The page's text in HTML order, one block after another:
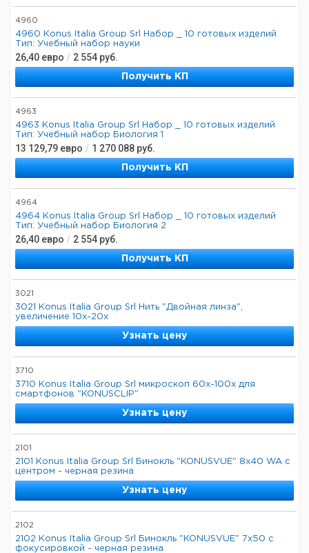
4960
4960 Konus Italia Group Srl Набор _ 10 готовых изделий
Тип: Учебный набор науки
26,40 евро / 2 554 руб.
Получить КП
4963
4963 Konus Italia Group Srl Набор _ 10 готовых изделий
Тип: Учебный набор Биология 1
13 129,79 евро / 1 270 088 руб.
Получить КП
4964
4964 Konus Italia Group Srl Набор _ 10 готовых изделий
Тип: Учебный набор Биология 2
26,40 евро / 2 554 руб.
Получить КП
3021
3021 Konus Italia Group Srl Нить "Двойная линза",
увеличение 10x-20x
Узнать цену
3710
3710 Konus Italia Group Srl микроскоп 60х-100х для
смартфонов "KONUSCLIP"
Узнать цену
2101
2101 Konus Italia Group Srl Бинокль "KONUSVUE" 8x40 WA с
центром - черная резина
Узнать цену
2102
2102 Konus Italia Group Srl Бинокль "KONUSVUE" 7x50 с
фокусировкой - черная резина